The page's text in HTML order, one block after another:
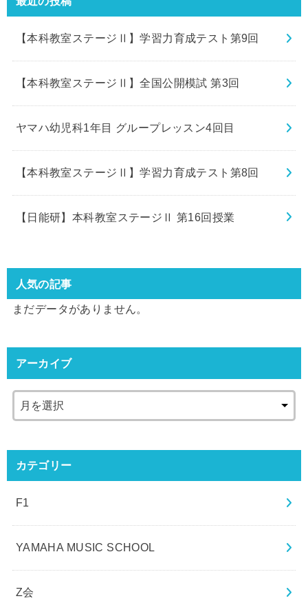
【本科教室ステージⅡ】学習力育成テスト第9回
【本科教室ステージⅡ】全国公開模試 第3回
ヤマハ幼児科1年目 グループレッスン4回目
【本科教室ステージⅡ】学習力育成テスト第8回
【日能研】本科教室ステージⅡ 第16回授業
人気の記事
まだデータがありません。
アーカイブ
カテゴリー
F1
YAMAHA MUSIC SCHOOL
Z会